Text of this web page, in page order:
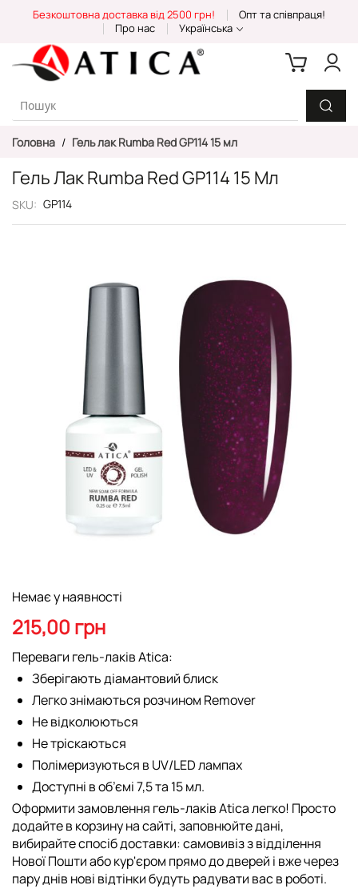
Content
Безкоштовна доставка від 2500 грн!
Опт та співпраця!
Про нас
Українська
Головна Гель лак Rumba Red GP114 15 мл
Гель Лак Rumba Red GP114 15 Мл
SKU GP114
до
початку
галереї
зображень
Немає у наявності
215,00 грн
Переваги гель-лаків Atica:
Зберігають діамантовий блиск
Легко знімаються розчином Remover
Не відколюються
Не тріскаються
Полімеризуються в UV/LED лампах
Доступні в об’ємі 7,5 та 15 мл.
Оформити замовлення гель-лаків Atica легко! Просто
додайте в корзину на сайті, заповнюйте дані,
вибирайте спосіб доставки: самовивіз з відділення
Нової Пошти або кур'єром прямо до дверей і вже через
пару днів нові відтінки будуть радувати вас в роботі.